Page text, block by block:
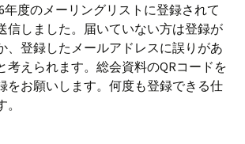
年度のメーリングリストに登録されて
信しました。届いていない方は登録が
、登録したメールアドレスに誤りがあ
考えられます。総会資料のQRコードを
をお願いします。何度も登録できる仕